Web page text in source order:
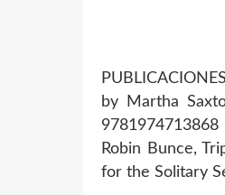
by Martha
9781974713868
Robin Bunce,
for the Solitary